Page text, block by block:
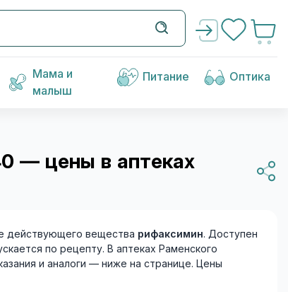
Мама и
малыш
Питание Оптика
— цены в аптеках
действующего вещества рифаксимин. Доступен
по рецепту. В аптеках Раменского
и аналоги — ниже на странице. Цены